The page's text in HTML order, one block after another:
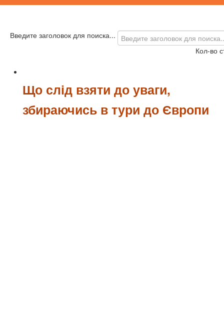
Введите заголовок для поиска...
Кол-во
Що слід взяти до уваги,
збираючись в тури до Європи